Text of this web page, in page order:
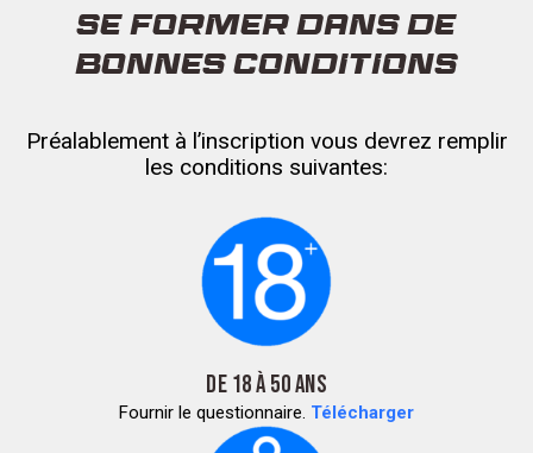
SE FORMER DANS DE
BONNES CONDITIONS
Préalablement à l’inscription vous devrez remplir
les conditions suivantes:
DE 18 À 50 ANS
Fournir le questionnaire. Télécharger